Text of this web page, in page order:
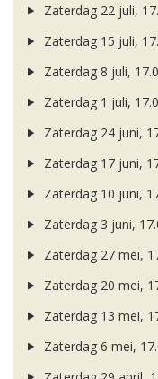
Zaterdag 22 juli,
Zaterdag 15 juli,
Zaterdag 8 juli,
Zaterdag 1 juli,
Zaterdag 24 juni,
Zaterdag 17 juni,
Zaterdag 10 juni,
Zaterdag 3 juni,
Zaterdag 27 mei,
Zaterdag 20 mei,
Zaterdag 13 mei,
Zaterdag 6 mei,